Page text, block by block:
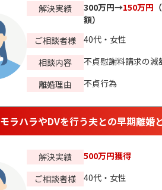
解決実績 300万円→150万円
額）
ご相談者様
40代・女性
相談内容
不貞慰謝料請求の減
離婚理由
不貞行為
モラハラやDVを行う夫との早期離婚
解決実績
500万円獲得
ご相談者様
40代・女性